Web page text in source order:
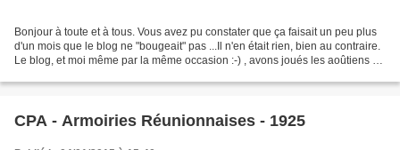
Bonjour à toute et à tous. Vous avez pu constater que ça faisait un peu plus
d'un mois que le blog ne "bougeait" pas ...Il n'en était rien, bien au contraire.
Le blog, et moi même par la même occasion :-) , avons joués les aoûtiens en
CPA - Armoiries Réunionnaises - 1925